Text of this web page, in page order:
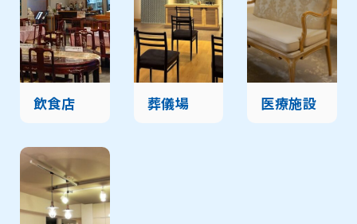
飲食店 葬儀場 医療施設